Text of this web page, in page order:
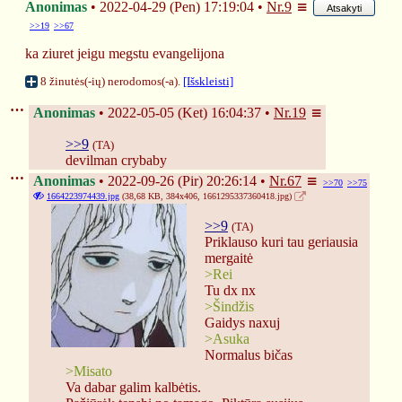
Anonimas 2022-04-29 (Pen) 17:19:04 Nr.9 Atsakyti
>>19 >>67
ka ziuret jeigu megstu evangelijona
8 žinutės(-ių) nerodomos(-a). [Išskleisti]
Anonimas 2022-05-05 (Ket) 16:04:37 Nr.19
>>9 (TA)
devilman crybaby
Anonimas
2022-09-26 (Pir) 20:26:14 Nr.67 >>70 >>75
1664223974439.jpg (38,68 KB, 384x406, 1661295337360418.jpg)
>>9 (TA)
Priklauso kuri tau geriausia
mergaitė
>Rei
Tu dx nx
>Šindžis
Gaidys naxuj
>Asuka
Normalus bičas
>Misato
Va dabar galim kalbėtis.